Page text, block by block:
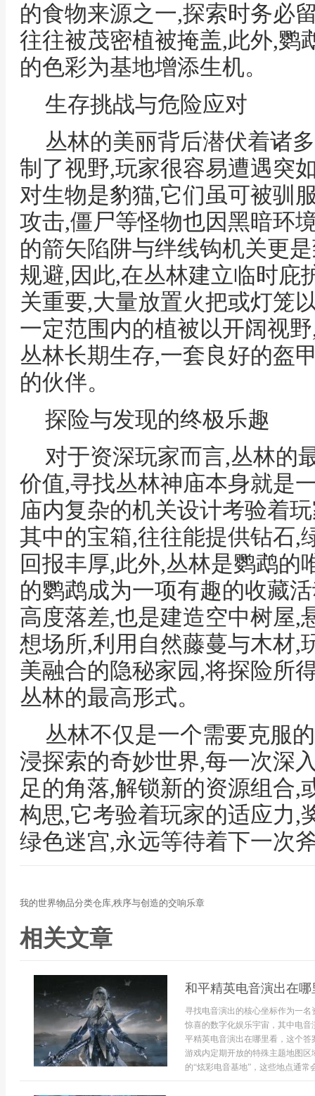
的食物来源之一,探索时务必
往往被茂密植被掩盖,此外,鹦
的色彩为基地增添生机。
生存挑战与危险应对
丛林的美丽背后潜伏着诸
制了视野,玩家很容易遭遇突
对生物是豹猫,它们虽可被驯
攻击,僵尸等怪物也因黑暗环
的箭矢陷阱与绊线钩机关更
规避,因此,在丛林建立临时庇
关重要,大量放置火把或灯笼
一定范围内的植被以开阔视
丛林长期生存,一套良好的盔
的伙伴。
探险与发现的终极乐趣
对于资深玩家而言,丛林的
价值,寻找丛林神庙本身就是
庙内复杂的机关设计考验着
其中的宝箱,往往能提供钻石,
回报丰厚,此外,丛林是鹦鹉的
的鹦鹉成为一项有趣的收藏
高度落差,也是建造空中树屋,
想场所,利用自然藤蔓与木材,
美融合的隐秘家园,将探险所
丛林的最高形式。
丛林不仅是一个需要克服
浸探索的奇妙世界,每一次深
足的角落,解锁新的资源组合,
构思,它考验着玩家的适应力,
绿色迷宫,永远等待着下一次
我的世界物品分类仓库,秩序与创造的交响乐章
相关文章
和平精英电音演出在
寻找电音演出的核心坐标作为一
惊喜的数字化娱乐宇宙，其中电
平精英电音演出在哪里看，这个
游戏内定期开放的特殊主题地图
的“炫彩电音基地”，这些地点通常